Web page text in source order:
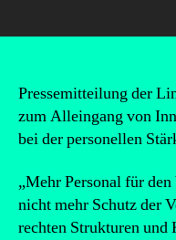
Pressemitteilung der
zum Alleingang von
bei der personellen
„Mehr Personal für
nicht mehr Schutz der
rechten Strukturen